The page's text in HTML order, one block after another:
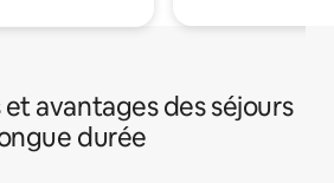
avantages des séjours
durée